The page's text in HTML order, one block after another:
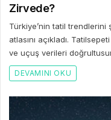
Zirvede?
Türkiye’nin tatil trendlerini
atlasını açıkladı.
ve uçuş verileri
DEVAMINI OKU